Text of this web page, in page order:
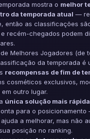
mostra o melhor
da temporada atual —
então as classificações
recém-chegados podem
Melhores Jogadores (de
da temporada é
recompensas de fim de
cosméticos exclusivos,
outro lugar.
única solução mais rápida
para o
a melhorar, mas não
posição no ranking.